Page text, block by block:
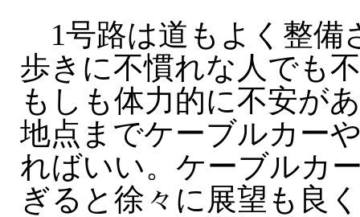
1号路は道もよく整備
歩きに不慣れな人でも
もしも体力的に不安が
地点までケーブルカー
ればいい。ケーブルカ
ぎると徐々に展望も良